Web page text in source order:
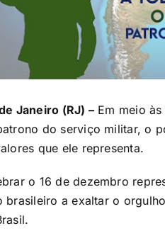
Janeiro (RJ) – Em meio
do serviço militar, o
que ele representa.
o 16 de dezembro
brasileiro a exaltar o